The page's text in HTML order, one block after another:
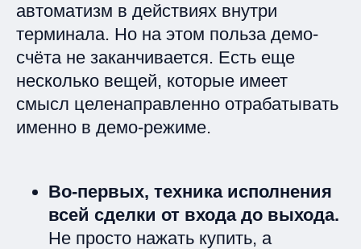
автоматизм в действиях внутри
терминала. Но на этом польза демо-
счёта не заканчивается. Есть еще
несколько вещей, которые имеет
смысл целенаправленно отрабатывать
именно в демо-режиме.
Во-первых, техника исполнения
всей сделки от входа до выхода.
Не просто нажать купить, а